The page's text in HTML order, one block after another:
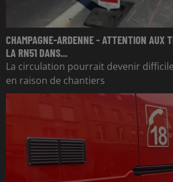
CHAMPAGNE-ARDENNE - ATTENTION AUX
LA RN51 DANS...
La circulation pourrait devenir
en raison de chantiers